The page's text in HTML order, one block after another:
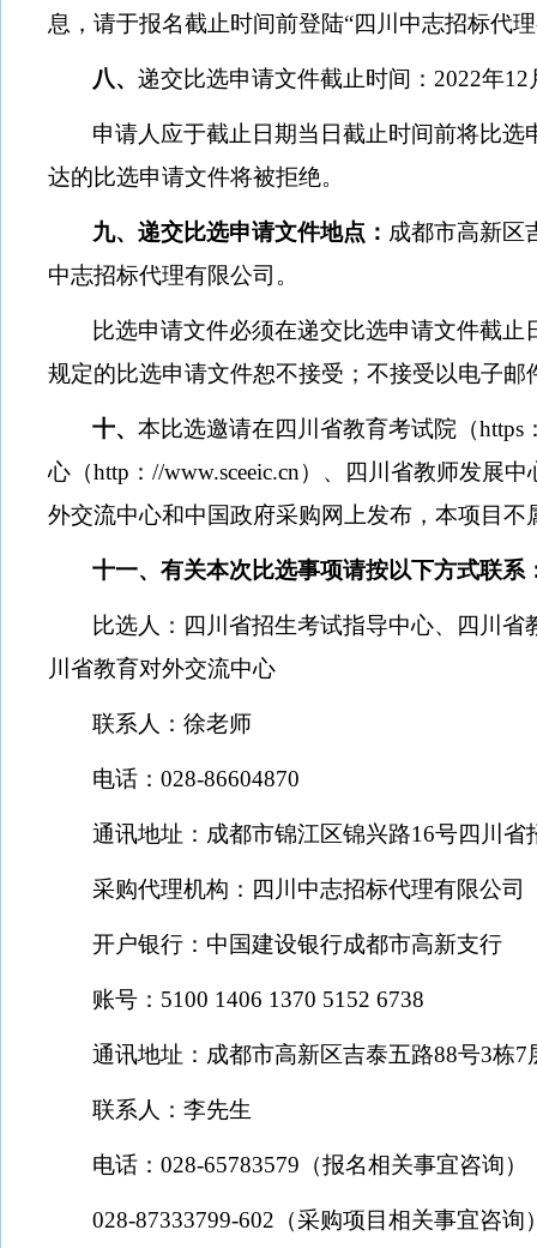
息，请于报名截止时间前登陆“四川中志招标代
八、递交比选申请文件截止时间： 2022年12
申请人应于截止日期当日截止时间前将比
达的比选申请文件将被拒绝。
九、递交比选申请文件地点： 成都市高新区
中志招标代理有限公司。
比选申请文件必须在递交比选申请文件截
规定的比选申请文件恕不接受；不接受以电子
十、本比选邀请在四川省教育考试院（https
心（http ： //www.sceeic.cn）、四川省教师发展
外交流中心和中国政府采购网上发布，本项目
十一、有关本次比选事项请按以下方式联系
比选人：四川省招生考试指导中心、四川
川省教育对外交流中心
联系人：徐老师
电话：028-86604870
通讯地址：成都市锦江区锦兴路16号四川省
采购代理机构：四川中志招标代理有限公司
开户银行：中国建设银行成都市高新支行
账号： 5100 1406 1370 5152 6738
通讯地址：成都市高新区吉泰五路88号3栋7
联系人：李先生
电话：028-65783579 （报名相关事宜咨询）
028-87333799-602 （采购项目相关事宜咨询